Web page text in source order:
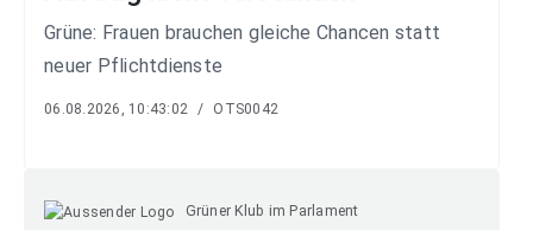
Grüne: Frauen brauchen gleiche Chancen statt
neuer Pflichtdienste
06.08.2026, 10:43:02 / OTS0042
Grüner Klub im Parlament